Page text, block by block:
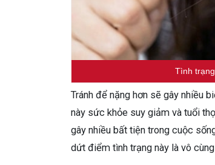
Tình
Tránh để nặng hơn sẽ gây nhiều
này sức khỏe suy giảm và tuổi
gây nhiều bất tiện trong cuộc
dứt điểm tình trạng này là vô